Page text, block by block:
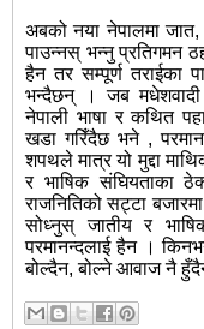
अबको नया नेपालमा जात,
पाउन्नस् भन्नु प्रतिगमन
हैन तर सम्पूर्ण तराईका
भन्दैछन् । जब मधेशवादी
नेपाली भाषा र कथित
खडा गरिँदैछ भने ,
शपथले मात्र यो मुद्दा
र भाषिक संघियताका
राजनितिको सट्टा
सोध्नुस् जातीय र
परमानन्दलाई हैन ।
बोल्दैन, बोल्ने आवाज नै